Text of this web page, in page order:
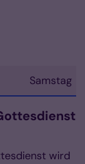
Samstag
wird